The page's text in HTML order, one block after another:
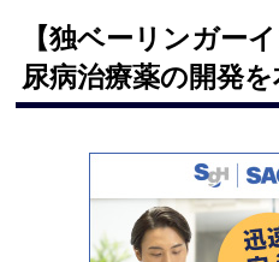
【独ベーリンガー
尿病治療薬の開発